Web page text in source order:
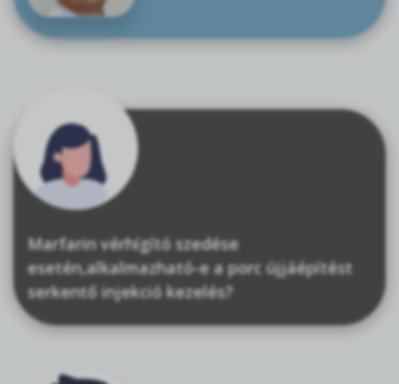
Marfarin vérhígító szedése
esetén,alkalmazható-e a porc újjáépítést
serkentő injekció kezelés?